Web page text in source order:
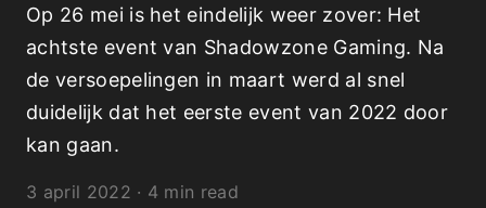
Op 26 mei is het eindelijk weer zover: Het
achtste event van Shadowzone Gaming. Na
de versoepelingen in maart werd al snel
duidelijk dat het eerste event van 2022 door
kan gaan.
3 april 2022 · 4 min read